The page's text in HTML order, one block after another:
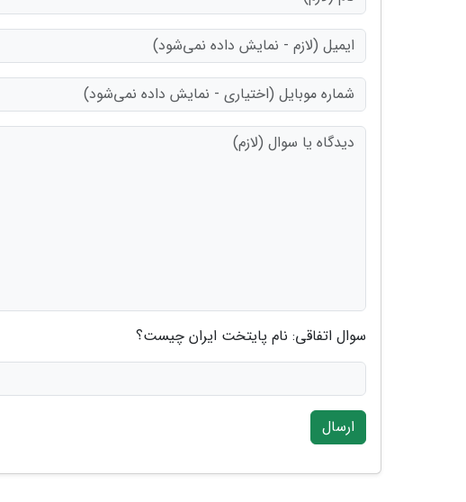
سوال اتفاقی: نام پایتخت ایران چیست؟
ارسال